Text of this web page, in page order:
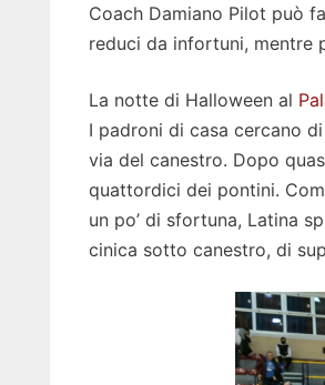
Coach Damiano Pilot può
reduci da infortuni, mentre
La notte di Halloween al
I padroni di casa cercano
via del canestro. Dopo
quattordici dei pontini.
un po’ di sfortuna, Latina
cinica sotto canestro, di